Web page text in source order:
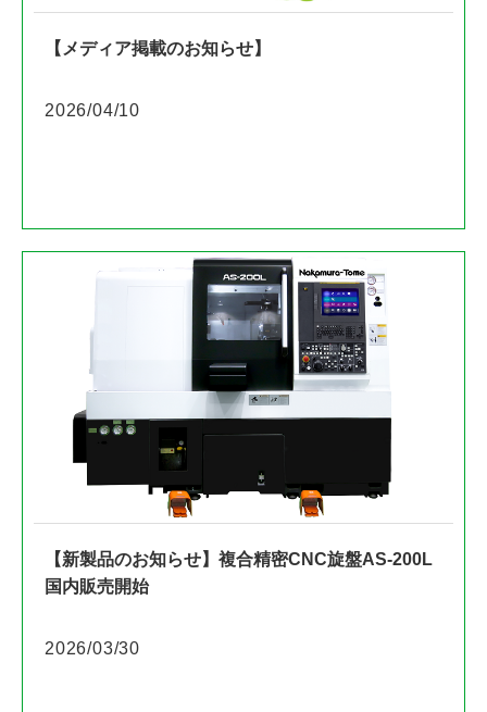
【メディア掲載のお知らせ】
2026/04/10
【新製品のお知らせ】複合精密CNC旋盤AS-200L
国内販売開始
2026/03/30